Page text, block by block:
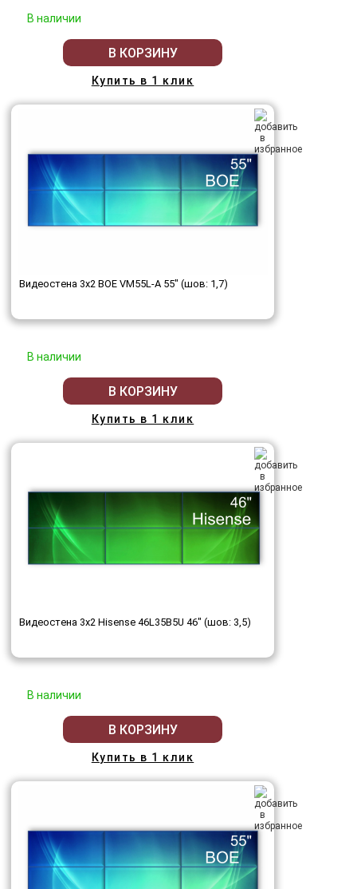
В наличии
В КОРЗИНУ
Купить в 1 клик
Видеостена 3x2 BOE VM55L-A 55" (шов: 1,7)
В наличии
В КОРЗИНУ
Купить в 1 клик
Видеостена 3x2 Hisense 46L35B5U 46" (шов: 3,5)
В наличии
В КОРЗИНУ
Купить в 1 клик